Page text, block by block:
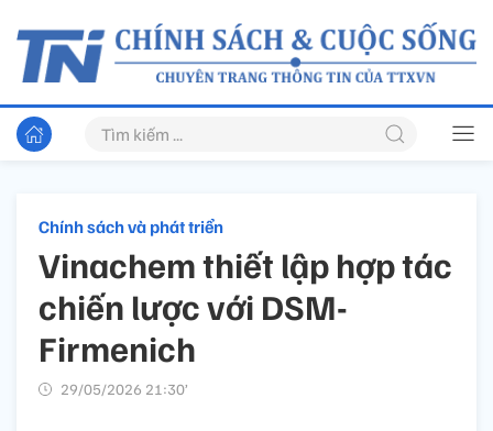
Chính sách và phát triển
Vinachem thiết lập hợp tác
chiến lược với DSM-
Firmenich
29/05/2026 21:30’